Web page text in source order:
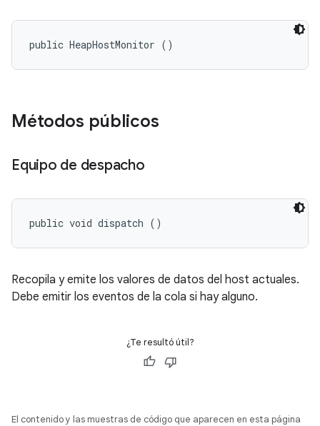
public HeapHostMonitor ()
Métodos públicos
Equipo de despacho
public void dispatch ()
Recopila y emite los valores de datos del host actuales.
Debe emitir los eventos de la cola si hay alguno.
¿Te resultó útil?
El contenido y las muestras de código que aparecen en esta página